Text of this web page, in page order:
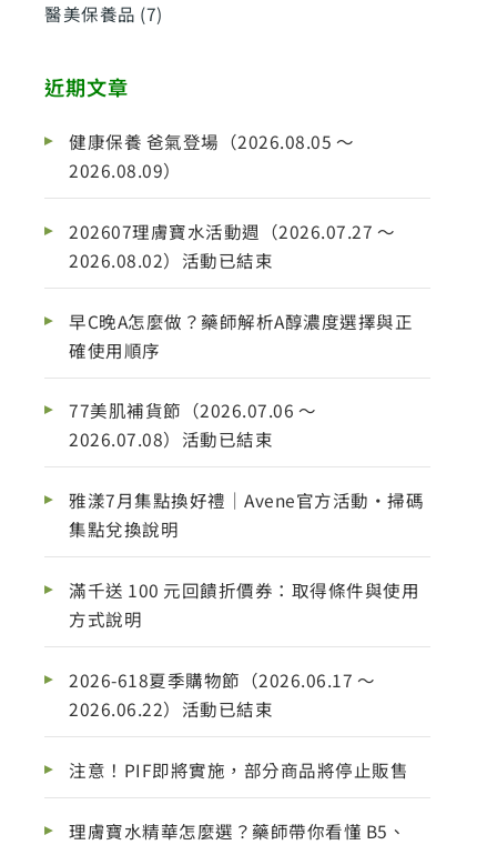
醫美保養品 (7)
近期文章
健康保養 爸氣登場（2026.08.05 ～
2026.08.09）
202607理膚寶水活動週（2026.07.27 ～
2026.08.02）活動已結束
早C晚A怎麼做？藥師解析A醇濃度選擇與正
確使用順序
77美肌補貨節（2026.07.06 ～
2026.07.08）活動已結束
雅漾7月集點換好禮｜Avene官方活動・掃碼
集點兌換說明
滿千送 100 元回饋折價券：取得條件與使用
方式說明
2026-618夏季購物節（2026.06.17 ～
2026.06.22）活動已結束
注意！PIF即將實施，部分商品將停止販售
理膚寶水精華怎麼選？藥師帶你看懂 B5、